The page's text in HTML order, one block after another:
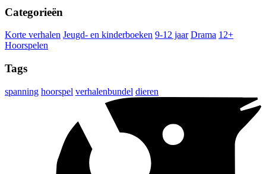
Categorieën
Korte verhalen Jeugd- en kinderboeken 9-12 jaar Drama 12+
Hoorspelen
Tags
spanning hoorspel verhalenbundel dieren